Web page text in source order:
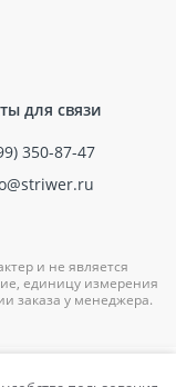
для связи
350-87-47
и не является
единицу измерения
заказа у менеджера.